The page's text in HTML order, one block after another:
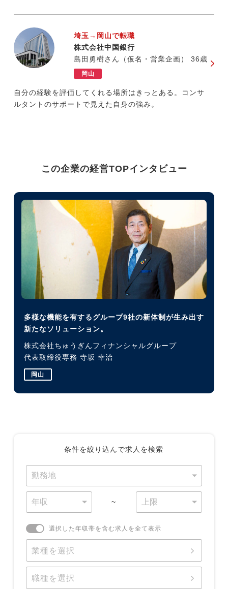
埼玉→岡山で転職
株式会社中国銀行
島田勇樹さん（仮名・営業企画） 36歳
岡山
自分の経験を評価してくれる場所はきっとある。コンサ
ルタントのサポートで見えた自身の強み。
この企業の経営TOPインタビュー
多様な機能を有するグループ9社の新体制が生み出す
新たなソリューション。
株式会社ちゅうぎんフィナンシャルグループ
代表取締役専務 寺坂 幸治
岡山
条件を絞り込んで求人を検索
~
選択した年収帯を含む求人を全て表示
業種を選択
職種を選択